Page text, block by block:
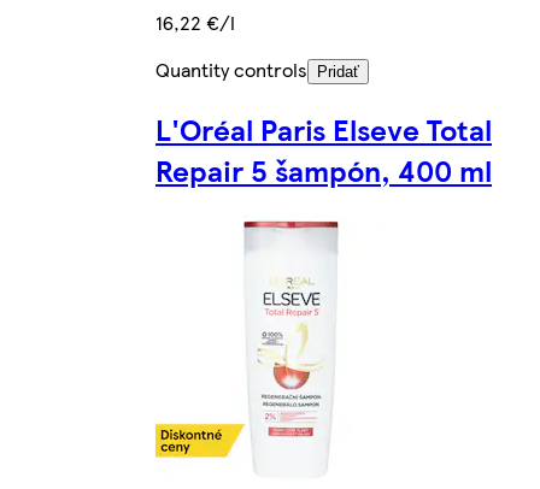
16,22 €/l
Quantity controls
Pridať
L'Oréal Paris Elseve Total
Repair 5 šampón, 400 ml